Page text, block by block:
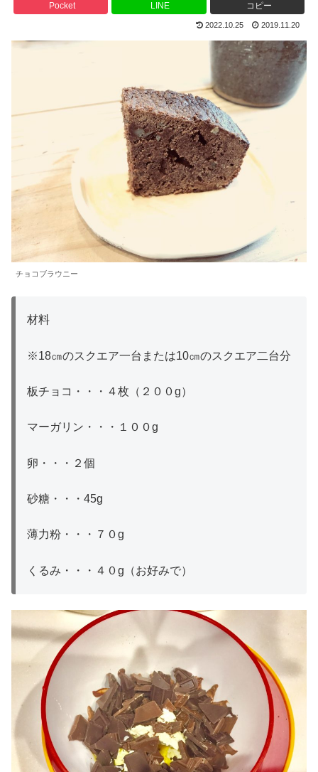
Pocket LINE コピー
2022.10.25 2019.11.20
チョコブラウニー
材料
※18㎝のスクエア一台または10㎝のスクエア二台分
板チョコ・・・４枚（２００g）
マーガリン・・・１００g
卵・・・２個
砂糖・・・45g
薄力粉・・・７０g
くるみ・・・４０g（お好みで）